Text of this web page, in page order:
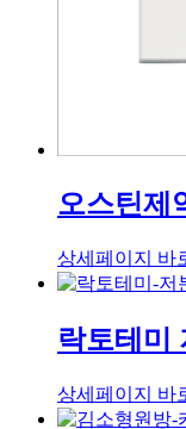
오스틴제
상세페이지 바
락토테미
상세페이지 바